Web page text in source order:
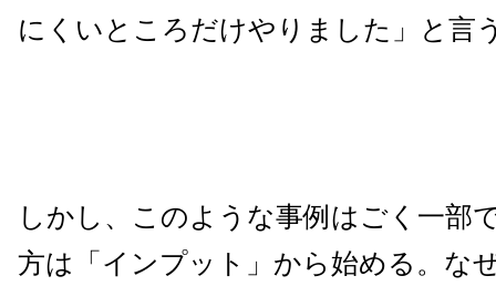
にくいところだけやりました」と言
しかし、このような事例はごく一部
方は「インプット」から始める。な